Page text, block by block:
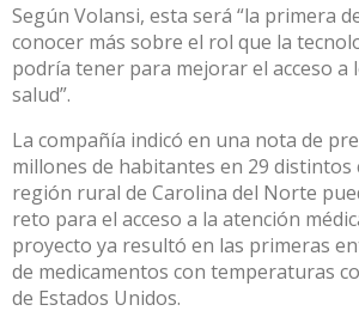
Según Volansi, esta será “la primera
conocer más sobre el rol que la
podría tener para mejorar el acceso a
salud”.
La compañía indicó en una nota de
millones de habitantes en 29 distintos
región rural de Carolina del Norte
reto para el acceso a la atención
proyecto ya resultó en las primeras
de medicamentos con temperaturas
de Estados Unidos.